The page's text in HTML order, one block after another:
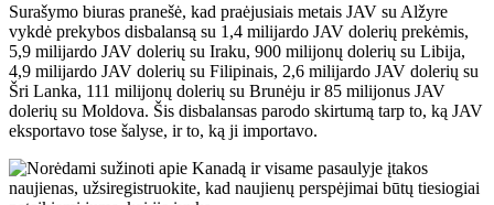
Surašymo biuras pranešė, kad praėjusiais metais JAV su Alžyre
vykdė prekybos disbalansą su 1,4 milijardo JAV dolerių prekėmis,
5,9 milijardo JAV dolerių su Iraku, 900 milijonų dolerių su Libija,
4,9 milijardo JAV dolerių su Filipinais, 2,6 milijardo JAV dolerių su
Šri Lanka, 111 milijonų dolerių su Brunėju ir 85 milijonus JAV
dolerių su Moldova. Šis disbalansas parodo skirtumą tarp to, ką JAV
eksportavo tose šalyse, ir to, ką ji importavo.